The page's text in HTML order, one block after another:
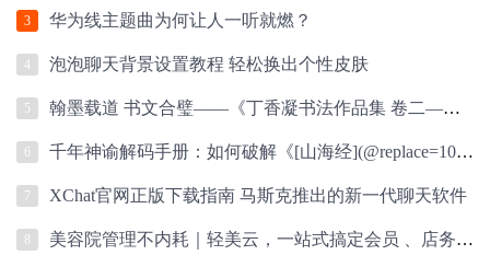
3 华为线主题曲为何让人一听就燃？
4 泡泡聊天背景设置教程 轻松换出个性皮肤
5 翰墨载道 书文合璧——《丁香凝书法作品集 卷二——丁香凝书秦岭雪书论》正
6 千年神谕解码手册：如何破解《[山海经](@replace=10001)》的生存密码？
7 XChat官网正版下载指南 马斯克推出的新一代聊天软件
美容院管理不内耗｜轻美云，一站式搞定会员 、店务、员工